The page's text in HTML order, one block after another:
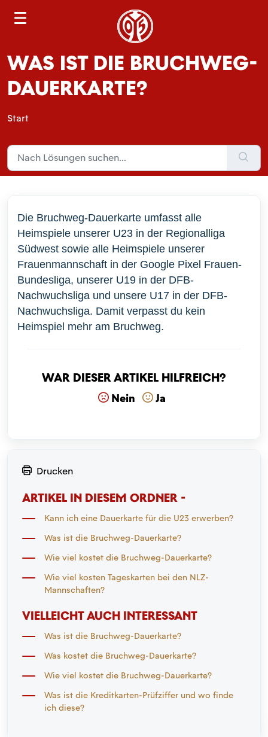
r
WAS IST DIE BRUCHWEG-
DAUERKARTE?
Start
Die Bruchweg-Dauerkarte umfasst alle
Heimspiele unserer U23 in der Regionalliga
Südwest sowie alle Heimspiele unserer
Frauenmannschaft in der Google Pixel Frauen-
Bundesliga, unserer U19 in der DFB-
Nachwuchsliga und unsere U17 in der DFB-
Nachwuchsliga. Damit verpasst du kein
Heimspiel mehr am Bruchweg.
War dieser Artikel hilfreich?
Nein Ja
Drucken
ARTIKEL IN DIESEM ORDNER -
Kann ich eine Dauerkarte für die U23 erwerben?
Was ist die Bruchweg-Dauerkarte?
Wie viel kostet die Bruchweg-Dauerkarte?
Wie viel kosten Tageskarten bei den NLZ-
Mannschaften?
VIELLEICHT AUCH INTERESSANT
Was ist die Bruchweg-Dauerkarte?
Was kostet die Bruchweg-Dauerkarte?
Wie viel kostet die Bruchweg-Dauerkarte?
Was ist die Kreditkarten-Prüfziffer und wo finde
ich diese?